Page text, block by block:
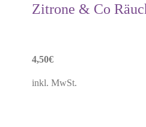
Zitrone & Co
4,50€
inkl. MwSt.